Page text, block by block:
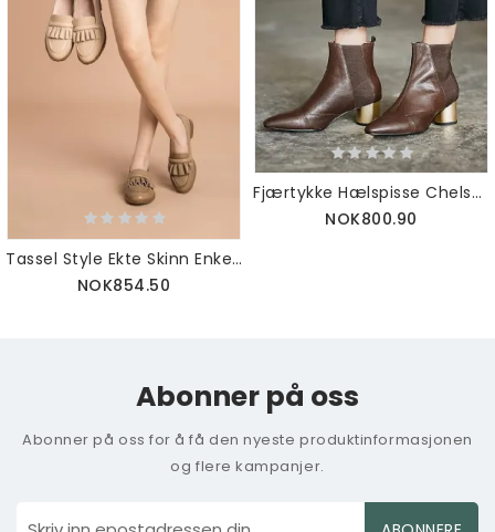
Tassel Style Ekte Skinn Enkel Oxfords
NOK854.50
Fjærtykke Hælspisse Chelsea-støvler 35-41
NOK800.90
Abonner på oss
Abonner på oss for å få den nyeste produktinformasjonen
og flere kampanjer.